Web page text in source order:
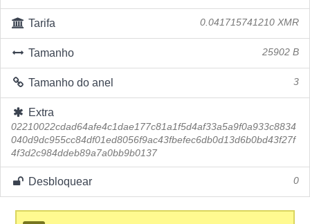
Tarifa 0.041715741210 XMR
Tamanho 25902 B
Tamanho do anel 3
Extra
02210022cdad64afe4c1dae177c81a1f5d4af33a5a9f0a933c8834
040d9dc955cc84df01ed8056f9ac43fbefec6db0d13d6b0bd43f27f
4f3d2c984ddeb89a7a0bb9b0137
Desbloquear 0